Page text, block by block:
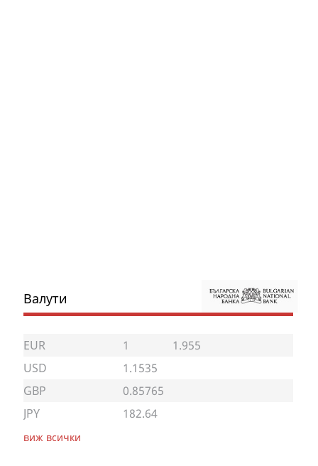
Валути
EUR 1
1.955
USD
1.1535
GBP
0.85765
JPY
182.64
виж всички